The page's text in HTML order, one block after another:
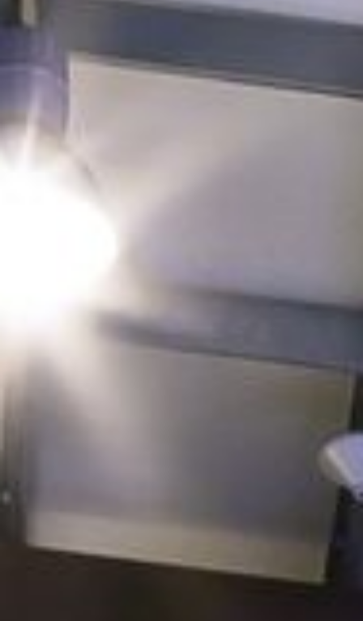
BAR, GASTRO, SPORTSBAR
SPORT . GESUNDHEIT . FREIZEIT
IHRE VORTEILE BEI UNS
AUSSTATTUNG VORHANDEN